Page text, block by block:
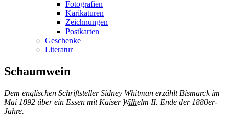
Fotografien
Karikaturen
Zeichnungen
Postkarten
Geschenke
Literatur
Schaumwein
Dem englischen Schriftsteller Sidney Whitman erzählt Bismarck im
Mai 1892 über ein Essen mit Kaiser Wilhelm II. Ende der 1880er-
Jahre.